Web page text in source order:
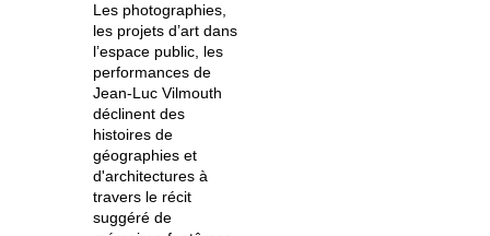
Les photographies,
les projets d’art dans
l’espace public, les
performances de
Jean-Luc Vilmouth
déclinent des
histoires de
géographies et
d'architectures à
travers le récit
suggéré de